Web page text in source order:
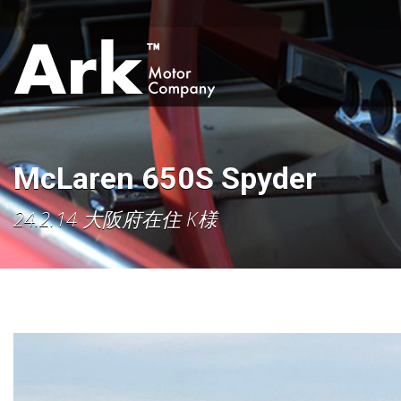
McLaren 650S Spyder
24.2.14 大阪府在住 K様